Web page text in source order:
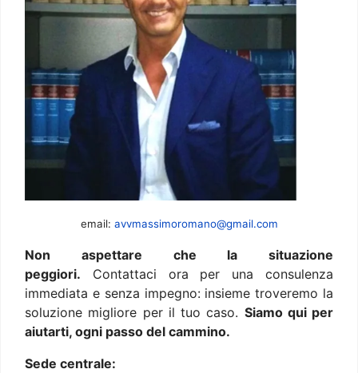
email: avvmassimoromano@gmail.com
Non aspettare che la situazione
peggiori. Contattaci ora per una consulenza
immediata e senza impegno: insieme troveremo la
soluzione migliore per il tuo caso. Siamo qui per
aiutarti, ogni passo del cammino.
Sede centrale: